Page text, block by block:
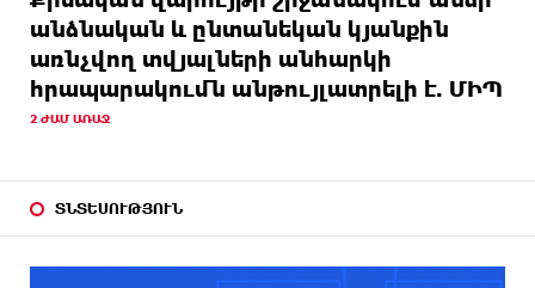
անձնական և ընտանեկան կյանքին
առնչվող տվյալների անհարկի
հրապարակումն անթույլատրելի է. ՄԻՊ
2 ԺԱՄ ԱՌԱՋ
ՏՆՏԵՍՈՒԹՅՈՒՆ